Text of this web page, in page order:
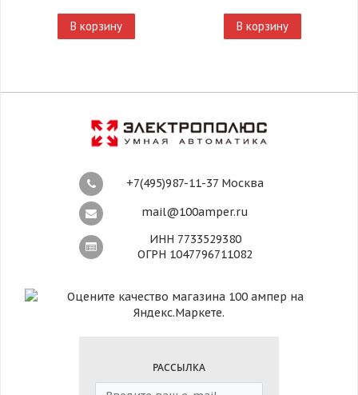
В корзину В корзину
+7(495)987-11-37 Москва
mail@100amper.ru
ИНН 7733529380
ОГРН 1047796711082
РАССЫЛКА